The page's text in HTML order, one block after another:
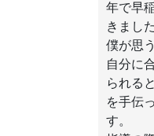
年で早
きまし
僕が思
自分に
られる
を手伝
す。